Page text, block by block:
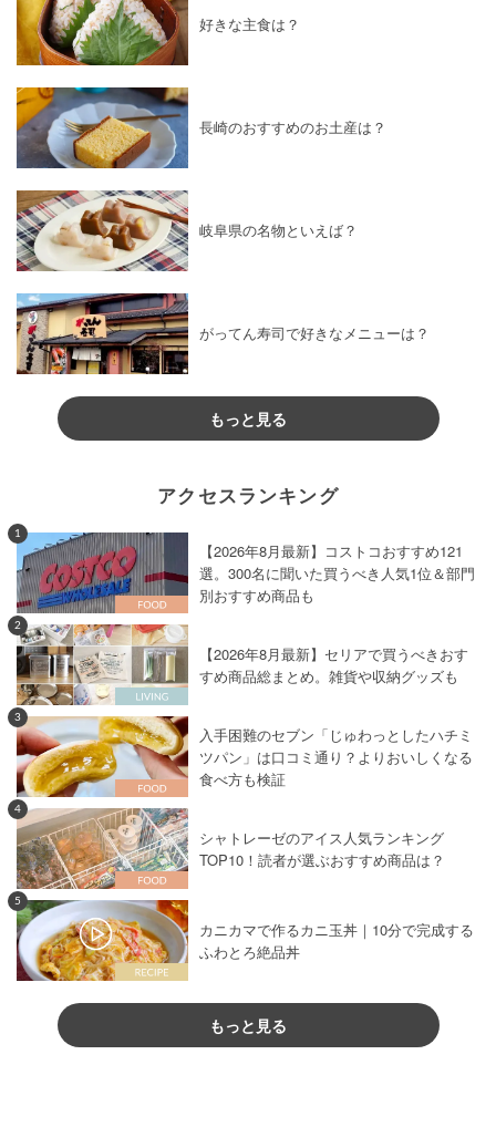
好きな主食は？
長崎のおすすめのお土産は？
岐阜県の名物といえば？
がってん寿司で好きなメニューは？
もっと見る
アクセスランキング
1
【2026年8月最新】コストコおすすめ121
選。300名に聞いた買うべき人気1位＆部門
別おすすめ商品も
2
【2026年8月最新】セリアで買うべきおす
すめ商品総まとめ。雑貨や収納グッズも
3
入手困難のセブン「じゅわっとしたハチミ
ツパン」は口コミ通り？よりおいしくなる
食べ方も検証
4
シャトレーゼのアイス人気ランキング
TOP10！読者が選ぶおすすめ商品は？
5
カニカマで作るカニ玉丼｜10分で完成する
ふわとろ絶品丼
もっと見る